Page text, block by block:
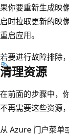
果你要重新生成映
启时拉取更新的映
重启应用。
若要进行故障排除
清理资源
在前面的步骤中，
不再需要这些资源
从 Azure 门户菜单